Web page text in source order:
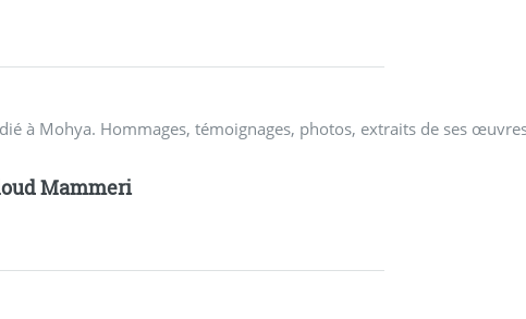
à Mohya. Hommages, témoignages, photos, extraits de ses
Mammeri